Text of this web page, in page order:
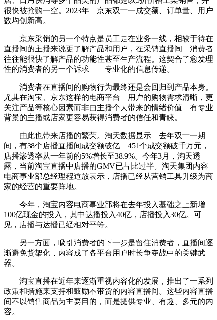
很快被抢购一空。2023年，京东双十一成交额、订单量、用户
数均创新高。
京东采销的另一个特点是员工走在业务一线，相较于待在
直播间的主播来说更了解产品和用户，在采销直播间，消费者
往往能很快了解产品的功能性甚至生产流程。这契合了愈发理
性的消费者的另一个诉求——专业化的信息传递。
消费者在直播间的购物行为最终还是会回归到产品本身。
尤其在淘宝、京东这样的电商平台，用户的购物需求清晰，更
关注产品等核心因素而非由主播个人带来的情绪价值，有专业
背景的主播或店家更容易获得消费者的信任和青睐。
由此也带来店播的繁荣。淘天数据显示，去年双十一期
间，有38个店播直播间成交额破亿，451个成交额破千万元，
店播渗透率从一年前的5%增长至38.9%。今年3月，淘天透
露，当前淘宝直播中店播的GMV已占比过半。淘天集团内容
电商事业部总经理程道放表示，店播已经从营销工具升级为商
家的经营的重要阵地。
今年，淘宝内容电商事业部将在去年投入基础之上新增
100亿现金的投入，其中达播投入40亿，店播投入30亿。可
见，店播与达播已经相对平等。
另一方面，吸引消费者的下一步是留住消费者，直播间逐
渐避免货架化，内容成了各平台用户时长争夺战中的关键武
器。
淘宝直播在近年来逐渐重视内容化的发展，推出了一系列
政策和措施来支持和鼓励不带货的内容直播间。这些内容直播
间不以销售商品为主要目的，而是提供专业、有趣、多元的内
容。